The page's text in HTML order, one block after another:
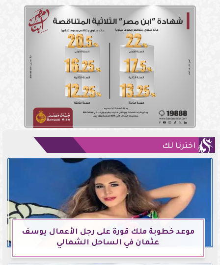
اخترنا لك
موعد خطوبة ملك قورة على رجل الأعمال يوسف
عثمان في الساحل الشمالي